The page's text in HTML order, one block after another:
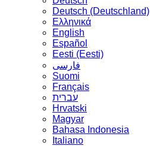
Deutsch (Deutschland)
Ελληνικά
English
Español
Eesti (Eesti)
فارسی
Suomi
Français
עברית
Hrvatski
Magyar
Bahasa Indonesia
Italiano